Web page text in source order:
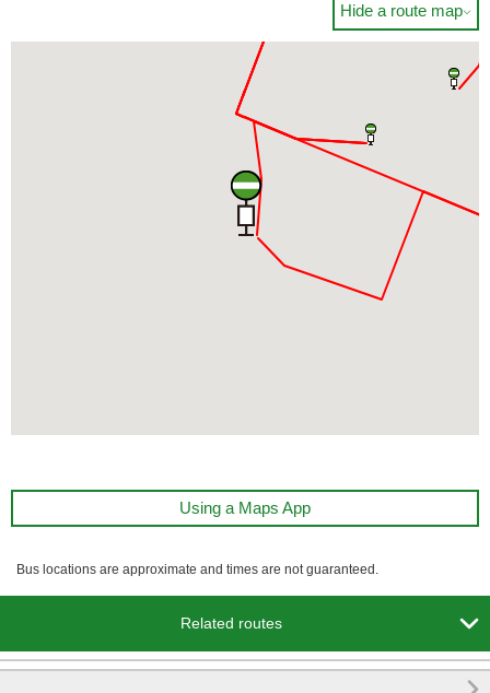
Hide a route map
Using a Maps App
Bus locations are approximate and times are not guaranteed.
Related routes 